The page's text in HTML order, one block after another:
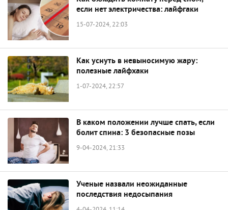
если нет электричества: лайфгаки
15-07-2024, 22:03
Как уснуть в невыносимую жару:
полезные лайфхаки
1-07-2024, 22:57
В каком положении лучше спать, если
болит спина: 3 безопасные позы
9-04-2024, 21:33
Ученые назвали неожиданные
последствия недосыпания